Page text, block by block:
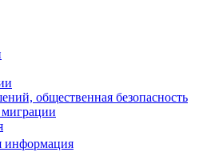
общественная безопасность
информация